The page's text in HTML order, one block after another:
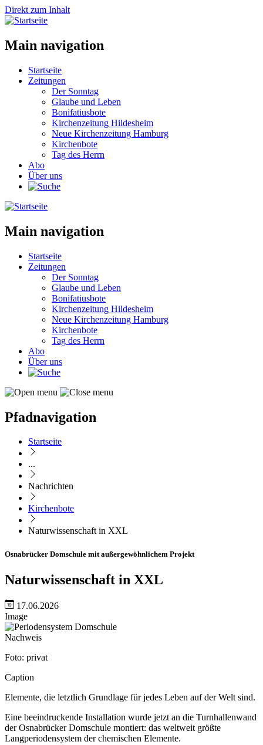
Direkt zum Inhalt
Main navigation
Startseite
Zeitungen
Der Sonntag
Glaube und Leben
Bonifatiusbote
Kirchenzeitung Hildesheim
Neue Kirchenzeitung Hamburg
Kirchenbote
Tag des Herrn
Abo
Über uns
Main navigation
Startseite
Zeitungen
Der Sonntag
Glaube und Leben
Bonifatiusbote
Kirchenzeitung Hildesheim
Neue Kirchenzeitung Hamburg
Kirchenbote
Tag des Herrn
Abo
Über uns
Pfadnavigation
Startseite
...
Nachrichten
Kirchenbote
Naturwissenschaft in XXL
Osnabrücker Domschule mit außergewöhnlichem Projekt
Naturwissenschaft in XXL
17.06.2026
Image
Nachweis
Foto: privat
Caption
Elemente, die letztlich Grundlage für jedes Leben auf der Welt sind.
Eine beeindruckende Installation wurde jetzt an die Turnhallenwand
der Osnabrücker Domschule montiert: das weltweit größte
Langperiodensystem der chemischen Elemente.